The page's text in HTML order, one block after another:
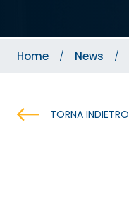
Home News
TORNA INDIETRO